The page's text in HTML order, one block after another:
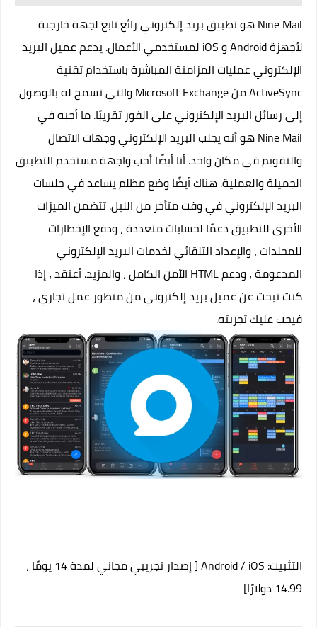
Nine Mail هو تطبيق بريد إلكتروني رائع تابع لجهة خارجية
لأجهزة Android و iOS لمستخدمي الأعمال. يدعم عميل البريد
الإلكتروني عمليات المزامنة المباشرة باستخدام تقنية
ActiveSync من Microsoft Exchange والتي تسمح له بالوصول
إلى رسائل البريد الإلكتروني على الفور تقريبًا. ما أحبه في
Nine Mail هو أنه يجلب البريد الإلكتروني وجهات الاتصال
والتقويم في مكان واحد. أنا أيضًا أحب واجهة مستخدم التطبيق
الجميلة والعملية. هناك أيضًا وضع مظلم يساعد في جلسات
البريد الإلكتروني في وقت متأخر من الليل. تتضمن الميزات
الأخرى للتطبيق دعمًا لحسابات متعددة ، ودفع الإخطارات
للمجلدات ، والإعداد التلقائي لخدمات البريد الإلكتروني
المدعومة ، ودعم HTML الآمن الكامل ، والمزيد. أعتقد ، إذا
كنت تبحث عن عميل بريد إلكتروني من منظور عمل تجاري ،
فيجب عليك تجربته.
التثبيت: Android/ iOS
[ إصدار تجريبي مجاني لمدة 14 يومًا ،
14.99 دولارًا]